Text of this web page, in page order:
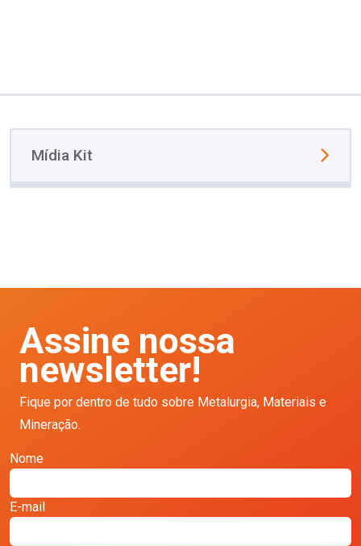
Mídia Kit
Assine nossa
newsletter!
Fique por dentro de tudo sobre Metalurgia, Materiais e
Mineração.
Nome
E-mail